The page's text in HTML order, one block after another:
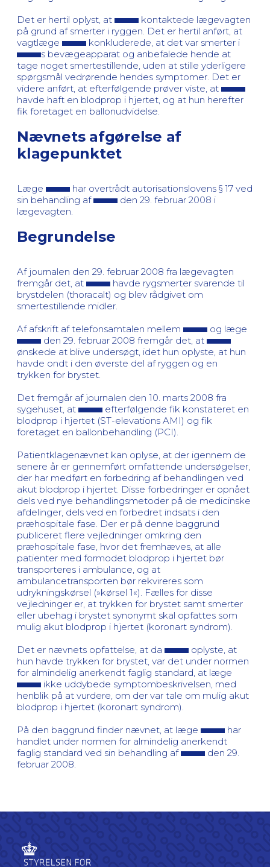
Det er hertil oplyst, at
kontaktede lægevagten
på grund af smerter i ryggen. Det er hertil anført, at
vagtlæge
konkluderede, at det var smerter i
s bevægeapparat og anbefalede hende at
tage noget smertestillende, uden at stille yderligere
spørgsmål vedrørende hendes symptomer. Det er
videre anført, at efterfølgende prøver viste, at
havde haft en blodprop i hjertet, og at hun herefter
fik foretaget en ballonudvidelse.
Nævnets afgørelse af
klagepunktet
Læge
har overtrådt autorisationslovens § 17 ved
sin behandling af
den 29. februar 2008 i
lægevagten.
Begrundelse
Af journalen den 29. februar 2008 fra lægevagten
fremgår det, at
havde rygsmerter svarende til
brystdelen (thoracalt) og blev rådgivet om
smertestillende midler.
Af afskrift af telefonsamtalen mellem
og læge
den 29. februar 2008 fremgår det, at
ønskede at blive undersøgt, idet hun oplyste, at hun
havde ondt i den øverste del af ryggen og en
trykken for brystet.
Det fremgår af journalen den 10. marts 2008 fra
sygehuset, at
efterfølgende fik konstateret en
blodprop i hjertet (ST-elevations AMI) og fik
foretaget en ballonbehandling (PCI).
Patientklagenævnet kan oplyse, at der igennem de
senere år er gennemført omfattende undersøgelser,
der har medført en forbedring af behandlingen ved
akut blodprop i hjertet. Disse forbedringer er opnået
dels ved nye behandlingsmetoder på de medicinske
afdelinger, dels ved en forbedret indsats i den
præhospitale fase. Der er på denne baggrund
publiceret flere vejledninger omkring den
præhospitale fase, hvor det fremhæves, at alle
patienter med formodet blodprop i hjertet bør
transporteres i ambulance, og at
ambulancetransporten bør rekvireres som
udrykningskørsel (»kørsel 1«). Fælles for disse
vejledninger er, at trykken for brystet samt smerter
eller ubehag i brystet synonymt skal opfattes som
mulig akut blodprop i hjertet (koronart syndrom).
Det er nævnets opfattelse, at da
oplyste, at
hun havde trykken for brystet, var det under normen
for almindelig anerkendt faglig standard, at læge
ikke uddybede symptombeskrivelsen, med
henblik på at vurdere, om der var tale om mulig akut
blodprop i hjertet (koronart syndrom).
På den baggrund finder nævnet, at læge
har
handlet under normen for almindelig anerkendt
faglig standard ved sin behandling af
den 29.
februar 2008.